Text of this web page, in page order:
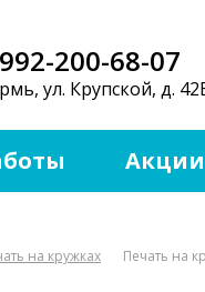
200-68-07
ул. Крупской, д.
Акции
на кружках Печать на